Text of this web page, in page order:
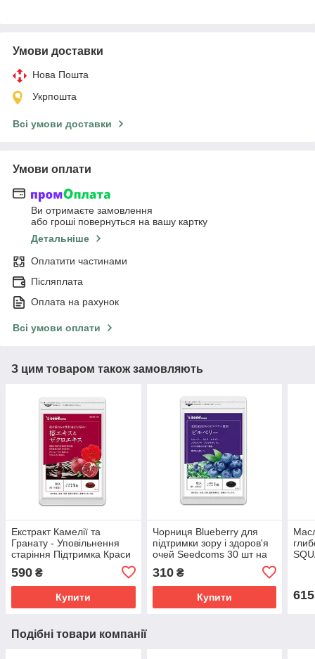
Умови доставки
Нова Пошта
Укрпошта
Всі умови доставки
Умови оплати
Ви отримаєте замовлення
або гроші повернуться на вашу картку
Детальніше
Оплатити частинами
Післяплата
Оплата на рахунок
Всі умови оплати
З цим товаром також замовляють
Екстракт Камелії та
Гранату - Уповільнення
старіння Підтримка Краси
SeedComs 90шт на 3
місяці
590 ₴
Купити
Чорниця Blueberry для
підтримки зору і здоров'я
очей Seedcoms 30 шт на
310₴
Купити 615
Подібні товари компанії